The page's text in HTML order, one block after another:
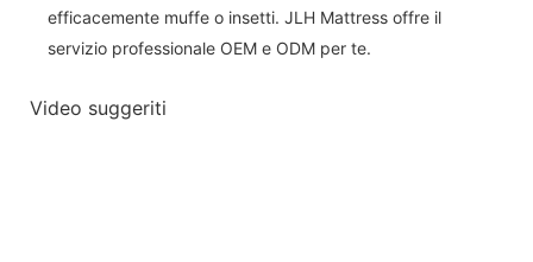
efficacemente muffe o insetti. JLH Mattress offre il
servizio professionale OEM e ODM per te.
Video suggeriti